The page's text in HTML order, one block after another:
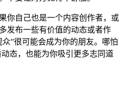
你自己也是一个内容创作者，或
发布一些有价值的动态或者作
”很可能会成为你的朋友。哪怕
态，也能为你吸引更多志同道